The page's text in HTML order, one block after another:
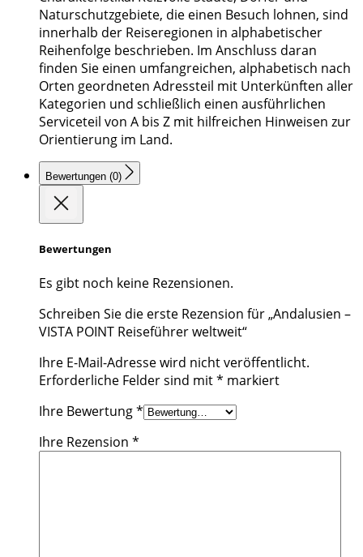
Naturschutzgebiete, die einen Besuch lohnen, sind
innerhalb der Reiseregionen in alphabetischer
Reihenfolge beschrieben. Im Anschluss daran
finden Sie einen umfangreichen, alphabetisch nach
Orten geordneten Adressteil mit Unterkünften aller
Kategorien und schließlich einen ausführlichen
Serviceteil von A bis Z mit hilfreichen Hinweisen zur
Orientierung im Land.
Bewertungen (0)
Bewertungen
Es gibt noch keine Rezensionen.
Schreiben Sie die erste Rezension für „Andalusien –
VISTA POINT Reiseführer weltweit“
Ihre E-Mail-Adresse wird nicht veröffentlicht.
Erforderliche Felder sind mit* markiert
Ihre Bewertung*
Ihre Rezension *